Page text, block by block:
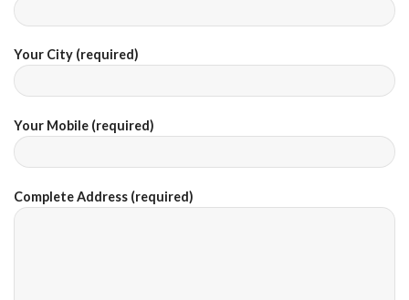
Your City (required)
Your Mobile (required)
Complete Address (required)